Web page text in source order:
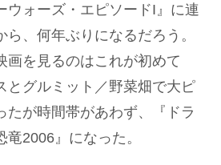
ウォーズ・エピソードI』に連
、何年ぶりになるだろう。
画を見るのはこれが初めて
とグルミット／野菜畑で大ピ
たが時間帯があわず、『ドラ
2006』になった。